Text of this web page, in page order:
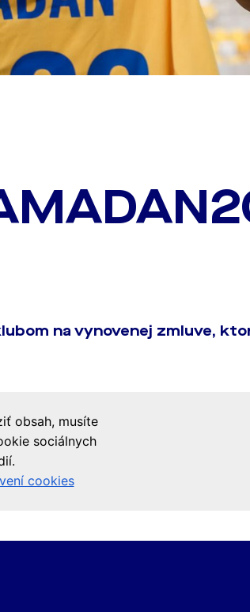
na vynovenej zmluve,